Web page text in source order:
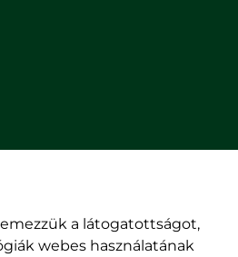
a látogatottságot,
webes használatának